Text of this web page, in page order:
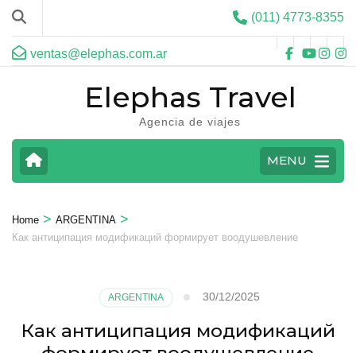
(011) 4773-8355
ventas@elephas.com.ar
Elephas Travel
Agencia de viajes
MENU
Home > ARGENTINA >
Как антиципация модификаций формирует воодушевление
ARGENTINA 30/12/2025
Как антиципация модификаций